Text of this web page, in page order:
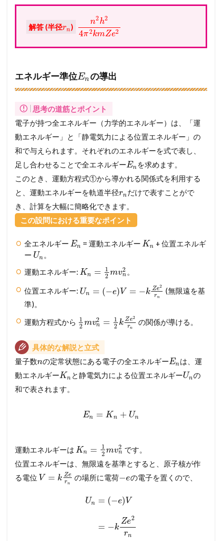
解答 (半径rn)
n2 h2
4π2kmZe2
エネルギー準位Enの導出
思考の道筋とポイント
電子が持つ全エネルギー（力学的エネルギー）は、「運
動エネルギー」と「静電気力による位置エネルギー」の
和で与えられます。それぞれのエネルギーを式で表し、
足し合わせることで全エネルギーEn を求めます。
このとき、運動方程式①から導かれる関係式を利用する
と、運動エネルギーを軌道半径rnだけで表すことがで
き、計算を大幅に簡略化できます。
この設問における重要なポイント
全エネルギー En = 運動エネルギー Kn + 位置エネルギ
ー Un 。
運動エネルギー: Kn =
1
2 mv2
n 。
位置エネルギー: Un = (−e)V = −k Ze2
rn
(無限遠を基
準)。
運動方程式から
1
2 mv2
n =
1
2 k Ze2
rn
の関係が導ける。
具体的な解説と立式
量子数nの定常状態にある電子の全エネルギーEnは、運
動エネルギーKn と静電気力による位置エネルギーUnの
和で表されます。
En = Kn + Un
運動エネルギーは Kn =
1
2 mv2
n です。
位置エネルギーは、無限遠を基準とすると、原子核が作
る電位 V = k Ze
rn
の場所に電荷−eの電子を置くので、
Un = (−e)V
= −k
Ze2
rn